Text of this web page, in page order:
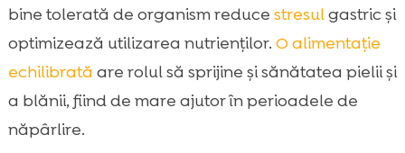
bine tolerată de organism reduce stresulgastric și
optimizează utilizarea nutrienților. O alimentație
echilibrată are rolul să sprijine și sănătatea pielii și
a blănii, fiind de mare ajutor în perioadele de
năpârlire.